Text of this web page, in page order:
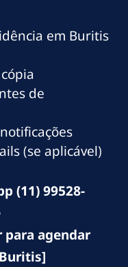
em Buritis
de
(se aplicável)
(11) 99528-
agendar